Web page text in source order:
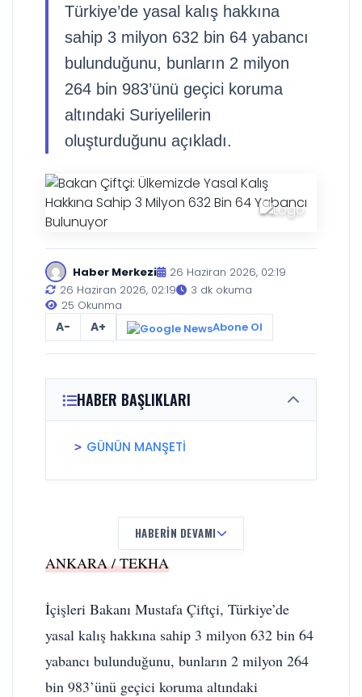
Türkiye’de yasal kalış hakkına
sahip 3 milyon 632 bin 64 yabancı
bulunduğunu, bunların 2 milyon
264 bin 983’ünü geçici koruma
altındaki Suriyelilerin
oluşturduğunu açıkladı.
Haber Merkezi
26 Haziran 2026, 02:19
26 Haziran 2026, 02:19
3 dk okuma
25 Okunma
A- A+ Abone Ol
HABER BAŞLIKLARI
GÜNÜN MANŞETİ
HABERIN DEVAMI
ANKARA / TEKHA
İçişleri Bakanı Mustafa Çiftçi, Türkiye’de
yasal kalış hakkına sahip 3 milyon 632 bin 64
yabancı bulunduğunu, bunların 2 milyon 264
bin 983’ünü geçici koruma altındaki